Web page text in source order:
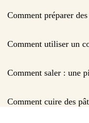
Comment préparer
Comment utiliser un
Comment saler : une
Comment cuire des